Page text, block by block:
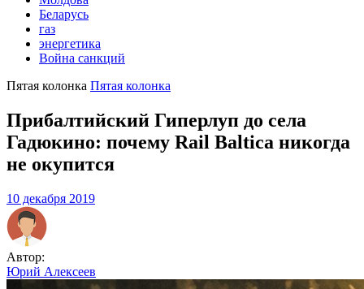
Беларусь
газ
энергетика
Война санкций
Пятая колонка Пятая колонка
Прибалтийский Гиперлуп до села
Гадюкино: почему Rail Baltica никогда
не окупится
10 декабря 2019
Автор:
Юрий Алексеев